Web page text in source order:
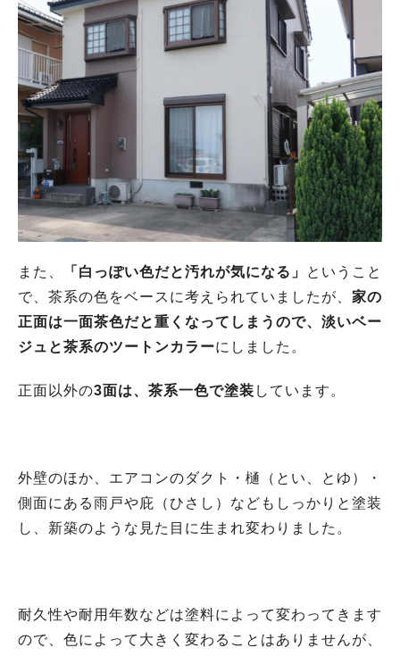
また、 「白っぽい色だと汚れが気になる」
ということ
で、茶系の色をベースに考えられていましたが、 家の
正面は一面茶色だと重くなってしまうので、淡いベー
ジュと茶系のツートンカラーにしました。
正面以外の3面は、茶系一色で塗装 しています。
外壁のほか、エアコンのダクト・樋（とい、とゆ）・
側面にある雨戸や庇（ひさし）などもしっかりと塗装
し、新築のような見た目に生まれ変わりました。
耐久性や耐用年数などは塗料によって変わってきます
ので、色によって大きく変わることはありませんが、